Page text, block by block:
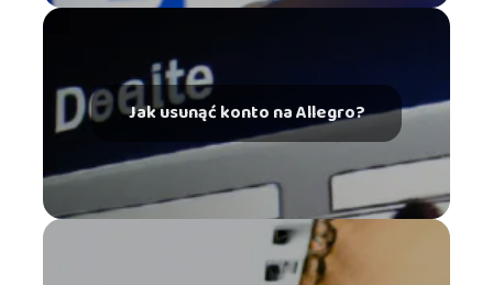
Jak usunąć konto na Allegro?